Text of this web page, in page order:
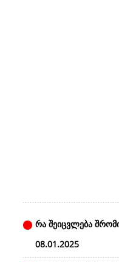
რა შეიცვლება
08.01.2025